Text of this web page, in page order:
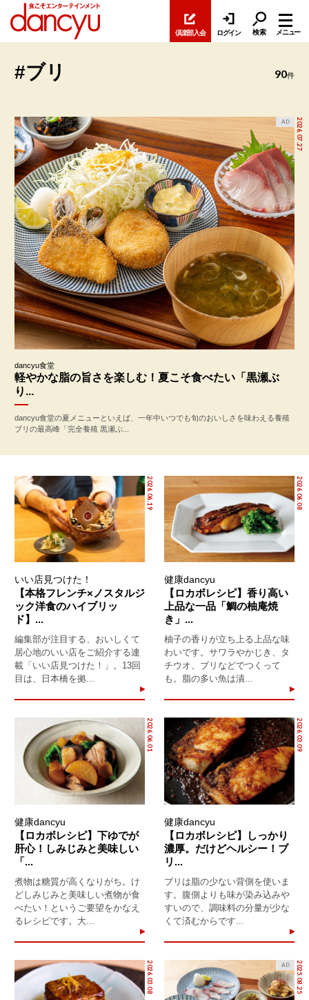
倶楽部入会 ログイン 検索 メニュー
#ブリ 90件
2026.07.27
dancyu食堂
軽やかな脂の旨さを楽しむ！夏こそ食べたい「黒瀬ぶ
り...
dancyu食堂の夏メニューといえば、一年中いつでも旬のおいしさを味わえる養殖
ブリの最高峰「完全養殖 黒瀬ぶ...
AD
2026.06.19
いい店見つけた！
【本格フレンチ×ノスタルジ
ック洋食のハイブリッ
ド】...
編集部が注目する、おいしくて
居心地のいい店をご紹介する連
載「いい店見つけた！」。13回
目は、日本橋を拠...
2026.06.08
健康dancyu
【ロカボレシピ】香り高い
上品な一品「鯛の柚庵焼
き」...
柚子の香りが立ち上る上品な味
わいです。サワラやかじき、タ
チウオ、ブリなどでつくって
も。脂の多い魚は漬...
2026.06.01
健康dancyu
【ロカボレシピ】下ゆでが
肝心！しみじみと美味しい
「...
煮物は糖質が高くなりがち。け
どしみじみと美味しい煮物が食
べたい！というご要望をかなえ
るレシピです。大...
2026.03.09
健康dancyu
【ロカボレシピ】しっかり
濃厚。だけどヘルシー！ブ
リ...
ブリは脂の少ない背側を使いま
す。腹側よりも味が染み込みや
すいので、調味料の分量が少な
くて済むからです...
2026.03.08 2025.08.25
AD